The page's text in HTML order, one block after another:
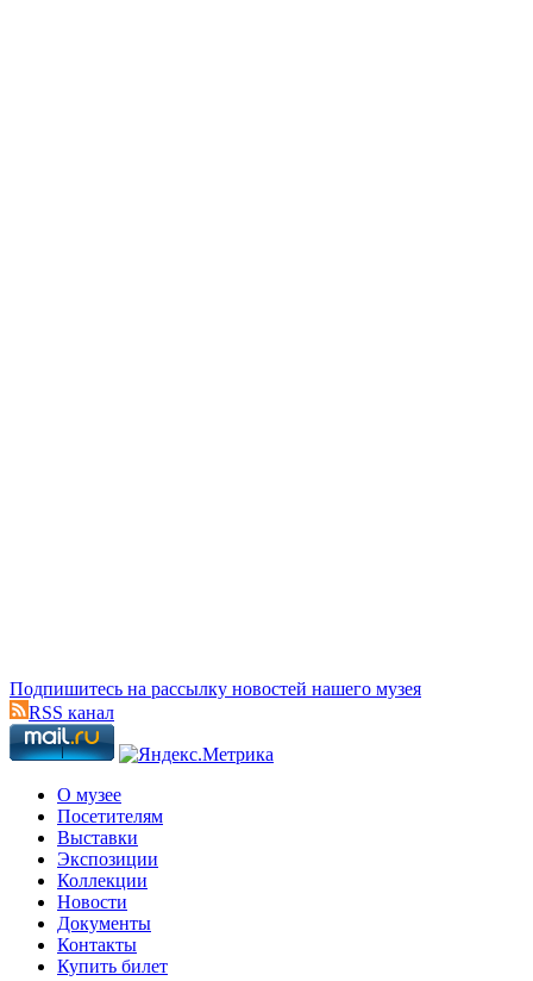
Подпишитесь на рассылку новостей нашего музея
RSS канал
О музее
Посетителям
Выставки
Экспозиции
Коллекции
Новости
Документы
Контакты
Купить билет